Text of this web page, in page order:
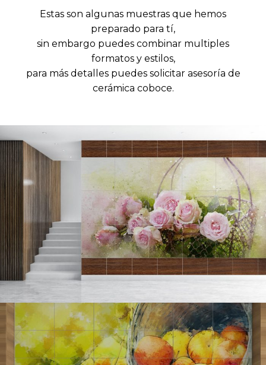
Estas son algunas muestras que hemos
preparado para tí,
sin embargo puedes combinar multiples
formatos y estilos,
para más detalles puedes solicitar asesoría de
cerámica coboce.